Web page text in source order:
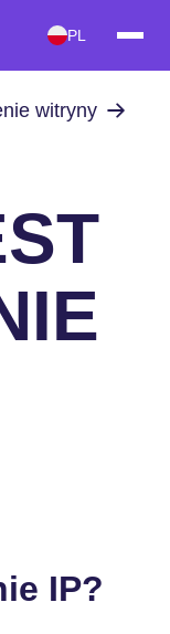
PL
witryny
IP?